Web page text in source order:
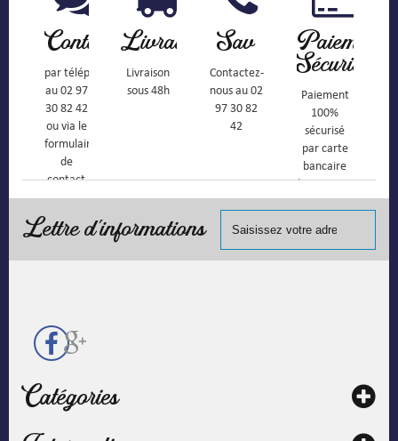
Contact
par téléphone
au 02 97
30 82 42
ou via le
formulaire
de
contact
Livraison
Livraison
sous 48h
Sav
Contactez-
nous au 02
97 30 82
42
Paiement
Sécurisé
Paiement
100%
sécurisé
par carte
bancaire
(Mastercard,
Visa, ...) et
Lettre d'informations
Catégories